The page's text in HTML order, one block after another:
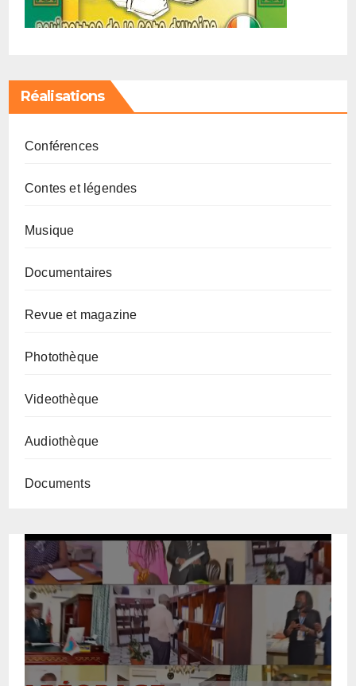
Réalisations
Conférences
Contes et légendes
Musique
Documentaires
Revue et magazine
Photothèque
Videothèque
Audiothèque
Documents